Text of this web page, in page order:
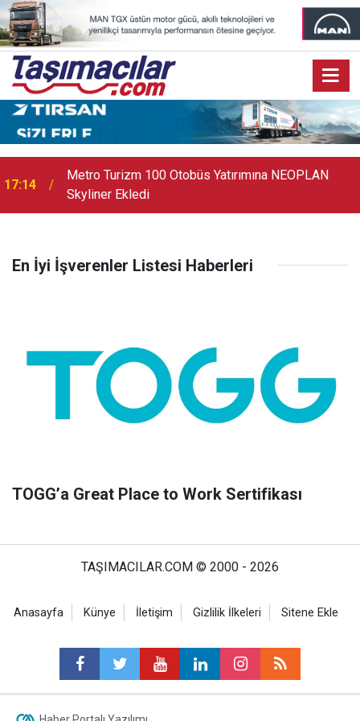
17:14
Metro Turizm 100 Otobüs Yatırımına NEOPLAN
Skyliner Ekledi
En İyi İşverenler Listesi Haberleri
TOGG’a Great Place to Work Sertifikası
TAŞIMACILAR.COM © 2000 - 2026
Anasayfa Künye İletişim Gizlilik İlkeleri Sitene Ekle